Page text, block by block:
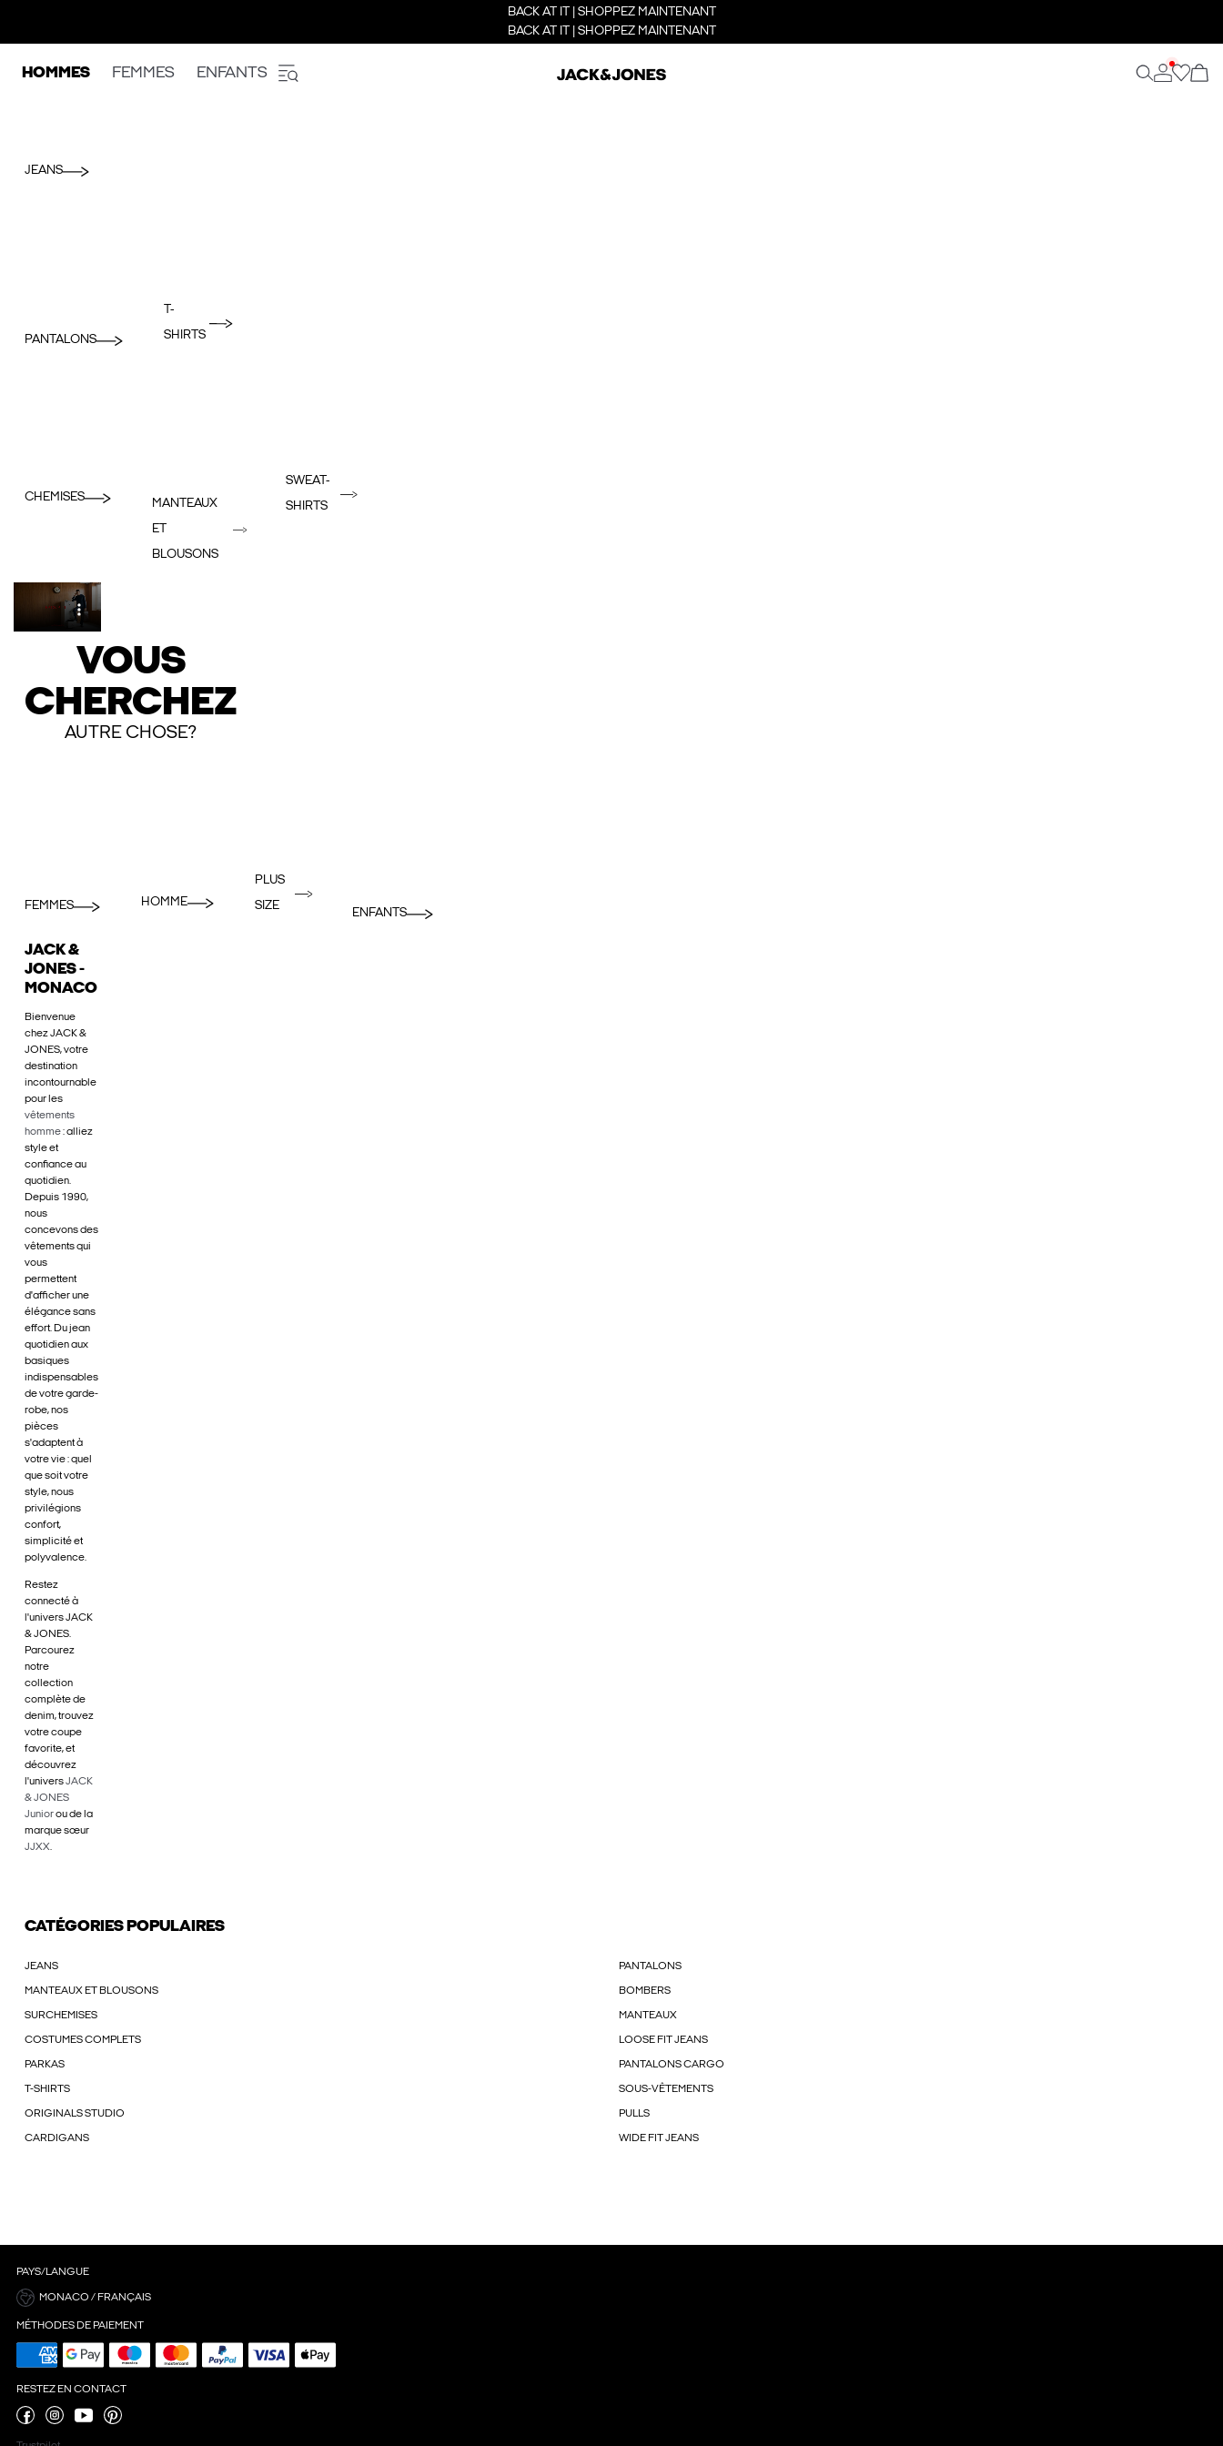
BACK AT IT | SHOPPEZ MAINTENANT
BACK AT IT | SHOPPEZ MAINTENANT
HOMMES FEMMES ENFANTS
JEANS
PANTALONS
T-
SHIRTS
CHEMISES
MANTEAUX
ET
BLOUSONS
SWEAT-
SHIRTS
VOUS
CHERCHEZ
AUTRE CHOSE?
FEMMES HOMME
PLUS
SIZE
ENFANTS
JACK &
JONES -
MONACO
Bienvenue
chez JACK &
JONES, votre
destination
incontournable
pour les
vêtements
homme: alliez
style et
confiance au
quotidien.
Depuis 1990,
nous
concevons des
vêtements qui
vous
permettent
d'afficher une
élégance sans
effort. Du jean
quotidien aux
basiques
indispensables
de votre garde-
robe, nos
pièces
s'adaptent à
votre vie : quel
que soit votre
style, nous
privilégions
confort,
simplicité et
polyvalence.
Restez
connecté à
l'univers JACK
& JONES.
Parcourez
notre
collection
complète de
denim, trouvez
votre coupe
favorite, et
découvrez
l'universJACK
& JONES
Juniorou de la
marque sœur
JJXX.
CATÉGORIES POPULAIRES
JEANS PANTALONS
MANTEAUX ET BLOUSONS BOMBERS
SURCHEMISES MANTEAUX
COSTUMES COMPLETS LOOSE FIT JEANS
PARKAS PANTALONS CARGO
T-SHIRTS SOUS-VÊTEMENTS
ORIGINALS STUDIO PULLS
CARDIGANS WIDE FIT JEANS
PAYS/LANGUE
MONACO / FRANÇAIS
MÉTHODES DE PAIEMENT
RESTEZ EN CONTACT